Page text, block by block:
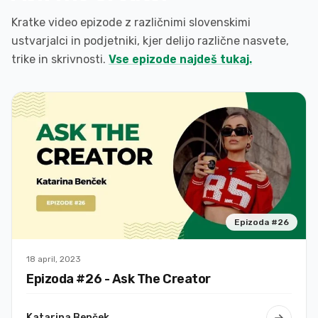
Sploh pa
to, ko je
glasba ze
urejena.
Mega
Bundle -
One Click
Video
Templates
Tina M.
Preverjeno
pomislu,
da smo
sam full-
:)
Mega
Bundle -
One Click
Templates
izbiro
glasbe,
dolzine
Tole pa
tako
olajsa
zadevo,
da sem
najbolj
navdusena
in s se
vecjim
Kratke video epizode z različnimi slovenskimi
ustvarjalci in podjetniki, kjer delijo različne nasvete,
trike in skrivnosti. Vse epizode najdeš tukaj.
Epizoda #26
18 april, 2023
Epizoda #26 - Ask The Creator